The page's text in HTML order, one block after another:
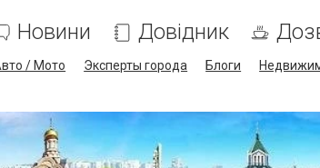
Новини Довідник
/ Мото Эксперты города Блоги